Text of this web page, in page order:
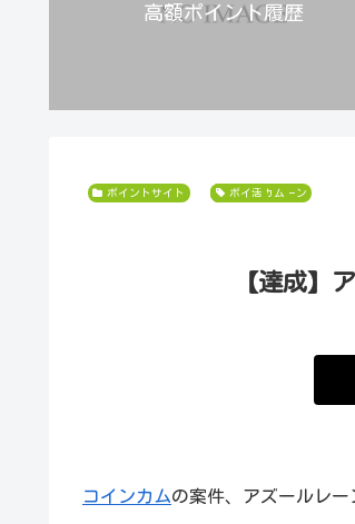
高額ポイント履歴
【達成】
コインカムの案件、アズールレ
ポイントサイト COINCOME
アズールレーン
コインカム
ポイ活